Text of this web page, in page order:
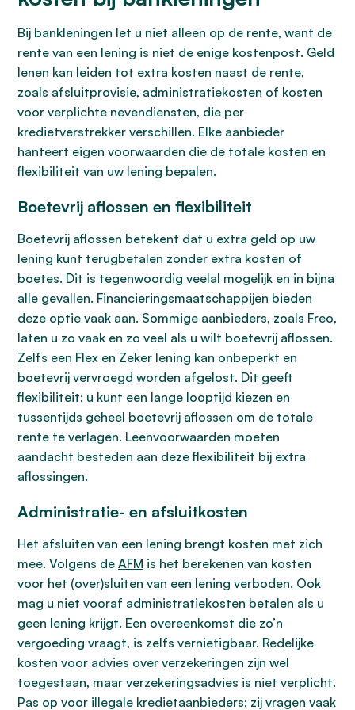
Bij bankleningen let u niet alleen op de rente, want de
rente van een lening is niet de enige kostenpost. Geld
lenen kan leiden tot extra kosten naast de rente,
zoals afsluitprovisie, administratiekosten of kosten
voor verplichte nevendiensten, die per
kredietverstrekker verschillen. Elke aanbieder
hanteert eigen voorwaarden die de totale kosten en
flexibiliteit van uw lening bepalen.
Boetevrij aflossen en flexibiliteit
Boetevrij aflossen betekent dat u extra geld op uw
lening kunt terugbetalen zonder extra kosten of
boetes. Dit is tegenwoordig veelal mogelijk en in bijna
alle gevallen. Financieringsmaatschappijen bieden
deze optie vaak aan. Sommige aanbieders, zoals Freo,
laten u zo vaak en zo veel als u wilt boetevrij aflossen.
Zelfs een Flex en Zeker lening kan onbeperkt en
boetevrij vervroegd worden afgelost. Dit geeft
flexibiliteit; u kunt een lange looptijd kiezen en
tussentijds geheel boetevrij aflossen om de totale
rente te verlagen. Leenvoorwaarden moeten
aandacht besteden aan deze flexibiliteit bij extra
aflossingen.
Administratie- en afsluitkosten
Het afsluiten van een lening brengt kosten met zich
mee. Volgens de AFM is het berekenen van kosten
voor het (over)sluiten van een lening verboden. Ook
mag u niet vooraf administratiekosten betalen als u
geen lening krijgt. Een overeenkomst die zo’n
vergoeding vraagt, is zelfs vernietigbaar. Redelijke
kosten voor advies over verzekeringen zijn wel
toegestaan, maar verzekeringsadvies is niet verplicht.
Pas op voor illegale kredietaanbieders; zij vragen vaak